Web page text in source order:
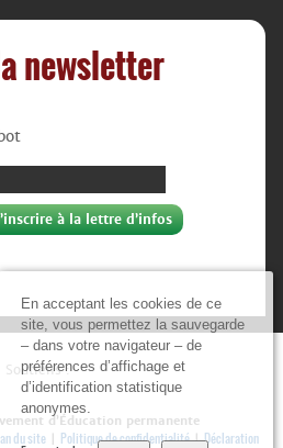
En acceptant les cookies de ce
site, vous permettez la sauvegarde
– dans votre navigateur – de
préférences d’affichage et
d’identification statistique
anonymes.
newsletter
Soutiens :
d’Éducation permanente
du site| Politique de confidentialité|Déclaration